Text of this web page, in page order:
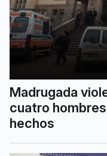
Madrugada
cuatro
hechos